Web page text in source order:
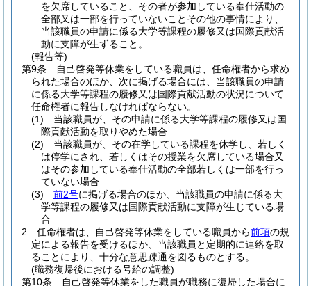
を欠席していること、その者が参加している奉仕活動の
全部又は一部を行っていないことその他の事情により、
当該職員の申請に係る大学等課程の履修又は国際貢献活
動に支障が生ずること。
(報告等)
第9条
自己啓発等休業をしている職員は、任命権者から求め
られた場合のほか、次に掲げる場合には、当該職員の申請
に係る大学等課程の履修又は国際貢献活動の状況について
任命権者に報告しなければならない。
(1)
当該職員が、その申請に係る大学等課程の履修又は国
際貢献活動を取りやめた場合
(2)
当該職員が、その在学している課程を休学し、若しく
は停学にされ、若しくはその授業を欠席している場合又
はその参加している奉仕活動の全部若しくは一部を行っ
ていない場合
(3)
前2号に掲げる場合のほか、当該職員の申請に係る大
学等課程の履修又は国際貢献活動に支障が生じている場
合
2
任命権者は、自己啓発等休業をしている職員から前項の規
定による報告を受けるほか、当該職員と定期的に連絡を取
ることにより、十分な意思疎通を図るものとする。
(職務復帰後における号給の調整)
第10条
自己啓発等休業をした職員が職務に復帰した場合に